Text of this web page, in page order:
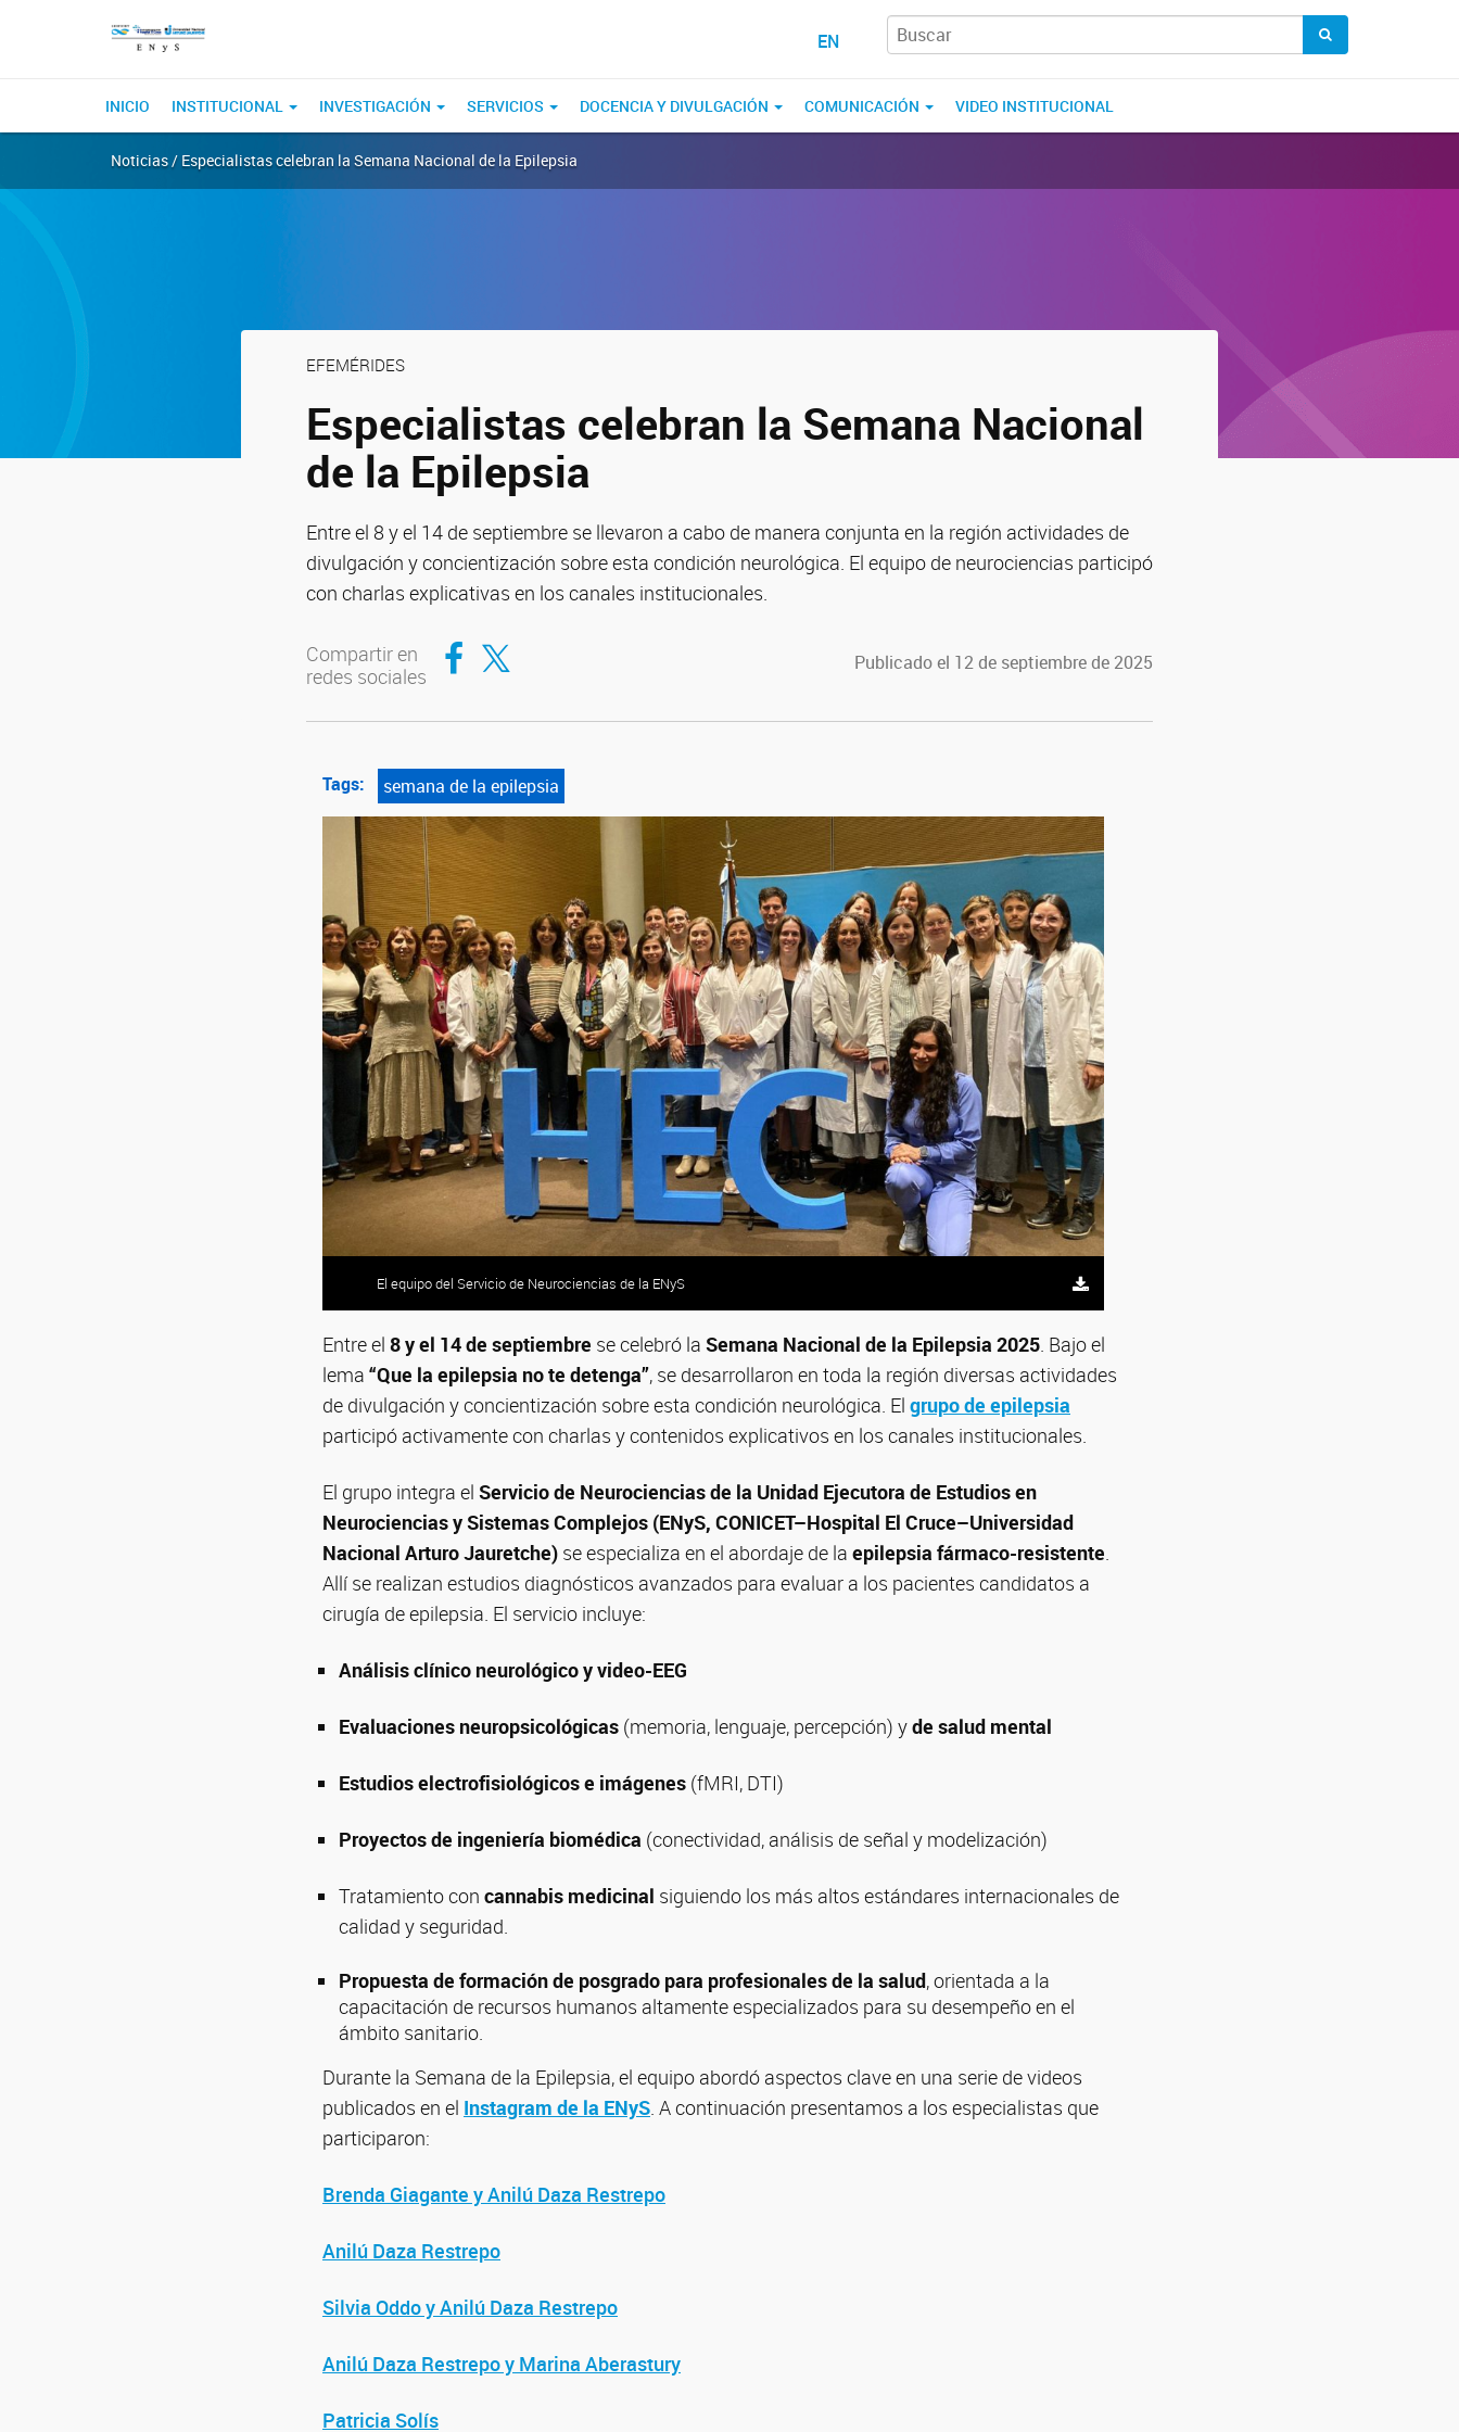
EN
INICIO INSTITUCIONAL INVESTIGACIÓN SERVICIOS DOCENCIA Y DIVULGACIÓN COMUNICACIÓN VIDEO INSTITUCIONAL
Noticias / Especialistas celebran la Semana Nacional de la Epilepsia
EFEMÉRIDES
Especialistas celebran la Semana Nacional
de la Epilepsia
Entre el 8 y el 14 de septiembre se llevaron a cabo de manera conjunta en la región actividades de
divulgación y concientización sobre esta condición neurológica. El equipo de neurociencias participó
con charlas explicativas en los canales institucionales.
Compartir en
redes sociales
Compartir en Facebook
Compartir en Twitter Publicado el 12 de septiembre de 2025
Tags: semana de la epilepsia
El equipo del Servicio de Neurociencias de la ENyS
Entre el 8 y el 14 de septiembre se celebró la Semana Nacional de la Epilepsia 2025. Bajo el
lema “Que la epilepsia no te detenga”, se desarrollaron en toda la región diversas actividades
de divulgación y concientización sobre esta condición neurológica. El grupo de epilepsia
participó activamente con charlas y contenidos explicativos en los canales institucionales.
El grupo integra el Servicio de Neurociencias de la Unidad Ejecutora de Estudios en
Neurociencias y Sistemas Complejos (ENyS, CONICET–Hospital El Cruce–Universidad
Nacional Arturo Jauretche) se especializa en el abordaje de la epilepsia fármaco-resistente.
Allí se realizan estudios diagnósticos avanzados para evaluar a los pacientes candidatos a
cirugía de epilepsia. El servicio incluye:
Análisis clínico neurológico y video-EEG
Evaluaciones neuropsicológicas (memoria, lenguaje, percepción) yde salud mental
Estudios electrofisiológicos e imágenes (fMRI, DTI)
Proyectos de ingeniería biomédica (conectividad, análisis de señal y modelización)
Tratamiento con cannabis medicinal siguiendo los más altos estándares internacionales de
calidad y seguridad.
Propuesta de formación de posgrado para profesionales de la salud, orientada a la
capacitación de recursos humanos altamente especializados para su desempeño en el
ámbito sanitario.
Durante la Semana de la Epilepsia, el equipo abordó aspectos clave en una serie de videos
publicados en el Instagram de la ENyS. A continuación presentamos a los especialistas que
participaron:
Brenda Giagante y Anilú Daza Restrepo
Anilú Daza Restrepo
Silvia Oddo y Anilú Daza Restrepo
Anilú Daza Restrepo y Marina Aberastury
Patricia Solís